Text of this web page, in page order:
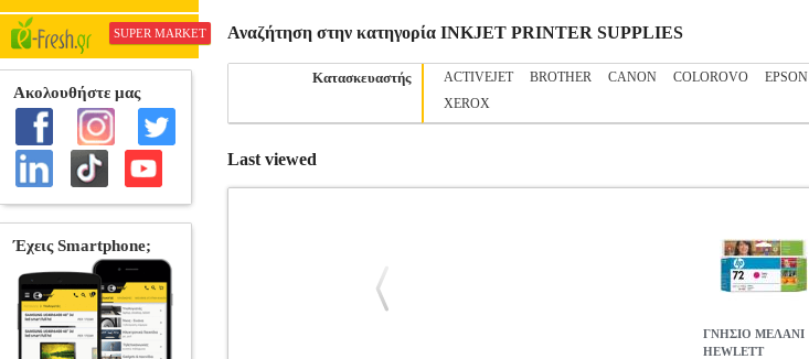
SUPER MARKET Αναζήτηση στην κατηγορία INKJET PRINTER SUPPLIES
Κατασκευαστής ACTIVEJET BROTHER CANON COLOROVO EPSON
XEROX
Last viewed
ΓΝΗΣΙΟ ΜΕΛΑΝΙ
HEWLETT